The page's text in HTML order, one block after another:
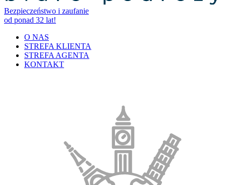
Bezpieczeństwo i zaufanie
od ponad 32 lat!
O NAS
STREFA KLIENTA
STREFA AGENTA
KONTAKT